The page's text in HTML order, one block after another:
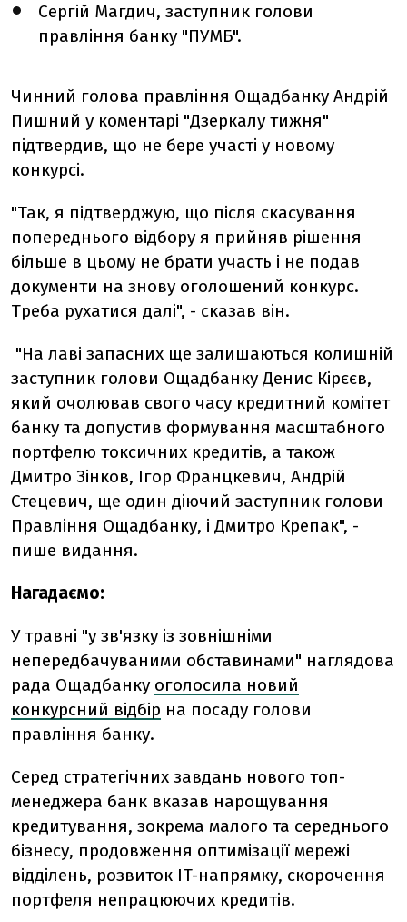
Сергій Магдич, заступник голови
правління банку "ПУМБ".
Чинний голова правління Ощадбанку Андрій
Пишний у коментарі "Дзеркалу тижня"
підтвердив, що не бере участі у новому
конкурсі.
"Так, я підтверджую, що після скасування
попереднього відбору я прийняв рішення
більше в цьому не брати участь і не подав
документи на знову оголошений конкурс.
Треба рухатися далі", - сказав він.
"На лаві запасних ще залишаються колишній
заступник голови Ощадбанку Денис Кірєєв,
який очолював свого часу кредитний комітет
банку та допустив формування масштабного
портфелю токсичних кредитів, а також
Дмитро Зінков, Ігор Францкевич, Андрій
Стецевич, ще один діючий заступник голови
Правління Ощадбанку, і Дмитро Крепак", -
пише видання.
Нагадаємо:
У травні "у зв'язку із зовнішніми
непередбачуваними обставинами" наглядова
рада Ощадбанку оголосила новий
конкурсний відбір на посаду голови
правління банку.
Серед стратегічних завдань нового топ-
менеджера банк вказав нарощування
кредитування, зокрема малого та середнього
бізнесу, продовження оптимізації мережі
відділень, розвиток IT-напрямку, скорочення
портфеля непрацюючих кредитів.